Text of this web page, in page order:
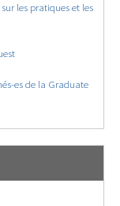
sur les pratiques et les
es de la Graduate